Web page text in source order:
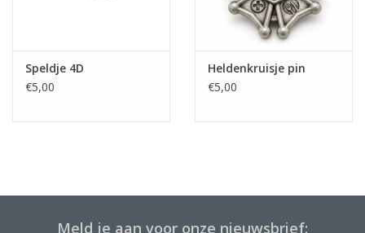
Speldje 4D
€5,00
Heldenkruisje pin
€5,00
Meld je aan voor onze nieuwsbrief: